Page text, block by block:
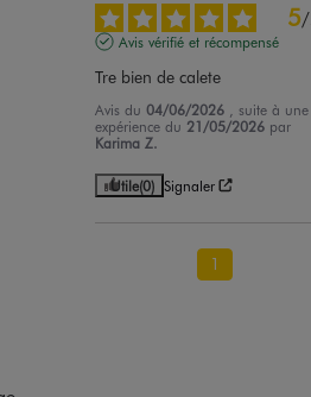
5/
Avis vérifié et récompensé
Tre bien de calete
Avis du04/06/2026 , suite à une
expérience du 21/05/2026 par
Karima Z.
Utile(0) Signaler
1